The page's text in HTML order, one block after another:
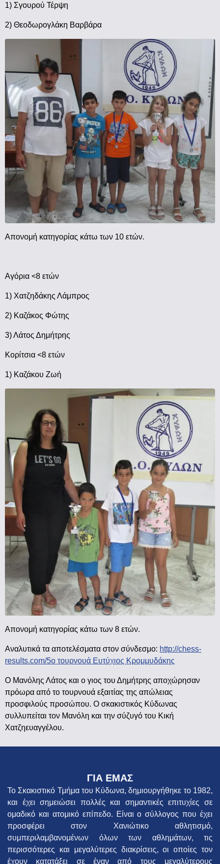
1) Σγουρού Τέρψη
2) Θεοδωρογλάκη Βαρβάρα
Απονομή κατηγορίας κάτω των 10 ετών.
Αγόρια <8 ετών
1) Χατζηδάκης Λάμπρος
2) Καζάκος Φώτης
3) Λάτος Δημήτρης
Κορίτσια <8 ετών
1) Καζάκου Ζωή
Απονομή κατηγορίας κάτω των 8 ετών.
Αναλυτικά τα αποτελέσματα στον σύνδεσμο: http://chess-
results.com/5ο τουρνουά Ευτύχιος Κρομμυδάκης
Ο Μανόλης Λάτος και ο γιος του Δημήτρης αποχώρησαν
πρόωρα από το τουρνουά εξαιτίας της απώλειας
προσφιλούς προσώπου. Ο σκακιστικός Κύδωνας
συλλυπείται τον Μανόλη και την σύζυγό του Κική
Χατζηευαγγέλου.
ΓΙΑ ΕΜΑΣ
Το Σκακιστικό Τμήμα του Κύδωνα, δημιουργήθηκε το 1982,
και έχει σημειώσει πολλές και σημαντικές επιτυχίες σε
ομαδικό και ατομικό επίπεδο. Είναι ο σύλλογος που έχει
προσφέρει στον Χανιώτικο αθλητισμό,
συμπεριλαμβανομένων όλων των αθλημάτων, τις
περισσότερες και μεγαλύτερες διακρίσεις, οι οποίες τον
έχουν κατατάξει σε έναν από τους μεγαλύτερους